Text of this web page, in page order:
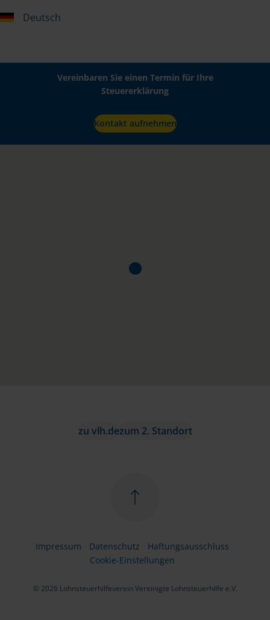
Deutsch
Vereinbaren Sie einen Termin für Ihre
Steuererklärung
Kontakt aufnehmen
zu vlh.dezum 2. Standort
Impressum Datenschutz
Haftungsausschluss
Cookie-Einstellungen
© 2026 Lohnsteuerhilfeverein Vereinigte Lohnsteuerhilfe e.V.